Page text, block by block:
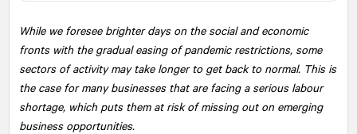
While we foresee brighter days on the social and economic
fronts with the gradual easing of pandemic restrictions, some
sectors of activity may take longer to get back to normal. This is
the case for many businesses that are facing a serious labour
shortage, which puts them at risk of missing out on emerging
business opportunities.